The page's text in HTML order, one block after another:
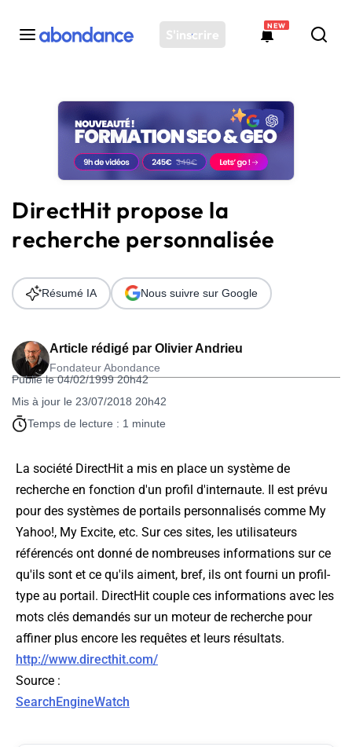
S'inscrire
NEW
Toutes les actus
Actus SEO
Plateforme
Solutions
Ressources
Audit SEO
DirectHit propose la
recherche personnalisée
Article rédigé par Olivier Andrieu
Fondateur Abondance
Publié le 04/02/1999 20h42
Mis à jour le 23/07/2018 20h42
Temps de lecture : 1 minute
Résumé IA Nous suivre sur Google
La société DirectHit a mis en place un système de
recherche en fonction d'un profil d'internaute. Il est prévu
pour des systèmes de portails personnalisés comme My
Yahoo!, My Excite, etc. Sur ces sites, les utilisateurs
référencés ont donné de nombreuses informations sur ce
qu'ils sont et ce qu'ils aiment, bref, ils ont fourni un profil-
type au portail. DirectHit couple ces informations avec les
mots clés demandés sur un moteur de recherche pour
affiner plus encore les requêtes et leurs résultats.
http://www.directhit.com/
Source :
SearchEngineWatch